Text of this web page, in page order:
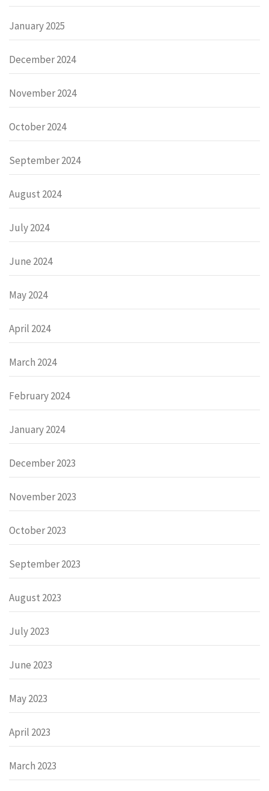
January 2025
December 2024
November 2024
October 2024
September 2024
August 2024
July 2024
June 2024
May 2024
April 2024
March 2024
February 2024
January 2024
December 2023
November 2023
October 2023
September 2023
August 2023
July 2023
June 2023
May 2023
April 2023
March 2023